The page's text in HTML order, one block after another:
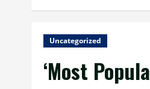
Uncategorized
‘Most